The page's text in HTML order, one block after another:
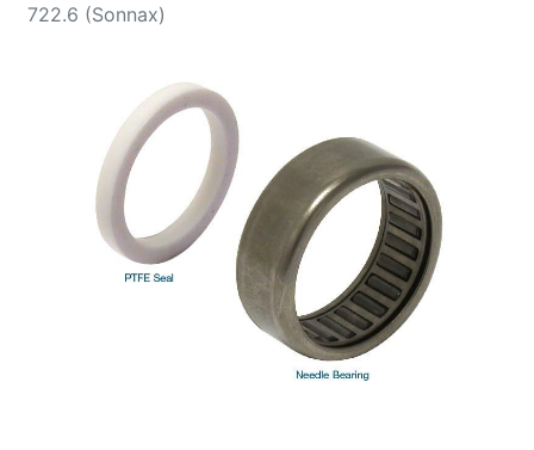
722.6 (Sonnax)